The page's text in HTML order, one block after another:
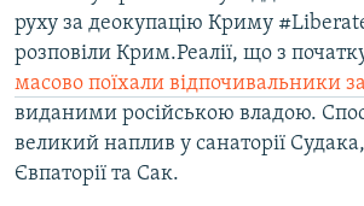
руху за деокупацію Криму
розповіли Крим.Реалії, що з
масово поїхали відпочивальники
виданими російською владою.
великий наплив у санаторії Судака,
Євпаторії та Сак.